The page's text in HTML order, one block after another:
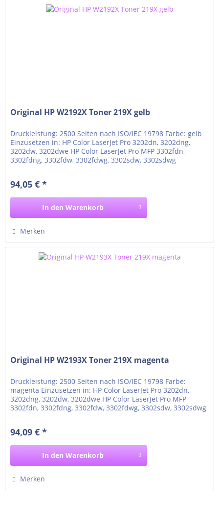
Original HP W2192X Toner 219X gelb
Druckleistung: 2500 Seiten nach ISO/IEC 19798 Farbe: gelb
Einzusetzen in: HP Color LaserJet Pro 3202dn, 3202dng,
3202dw, 3202dwe HP Color LaserJet Pro MFP 3302fdn,
3302fdng, 3302fdw, 3302fdwg, 3302sdw, 3302sdwg
94,05 € *
In den Warenkorb
Merken
Original HP W2193X Toner 219X magenta
Druckleistung: 2500 Seiten nach ISO/IEC 19798 Farbe:
magenta Einzusetzen in: HP Color LaserJet Pro 3202dn,
3202dng, 3202dw, 3202dwe HP Color LaserJet Pro MFP
3302fdn, 3302fdng, 3302fdw, 3302fdwg, 3302sdw, 3302sdwg
94,09 € *
In den Warenkorb
Merken